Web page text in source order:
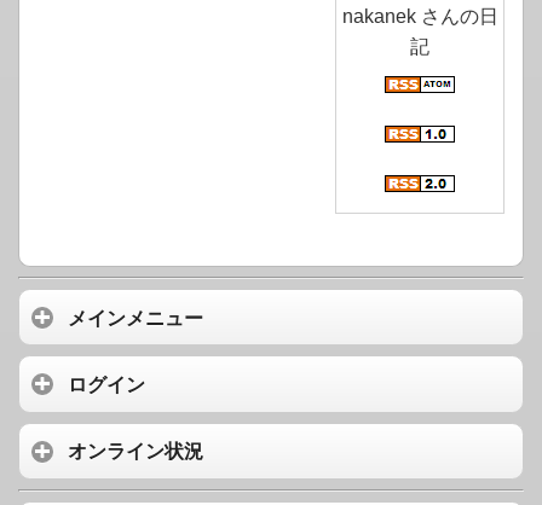
nakanek さんの日
記
メインメニュー
ログイン
オンライン状況